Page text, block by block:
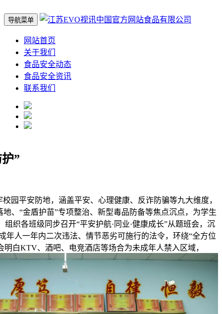
导航菜单
网站首页
关于我们
食品安全动态
食品安全资讯
联系我们
”
平安防地，涵盖平安、心理健康、反诈防骗等九大维度，
、“金盾护苗”专项整治、新型毒品防备等焦点沉点，为学生
组织各班级同步召开“平安护航·同业·健康成长”从题班会，沉
年人一年内二次违法、情节恶劣可施行的法令，环绕“全方位
明白KTV、酒吧、电竞酒店等场合为未成年人禁入区域，